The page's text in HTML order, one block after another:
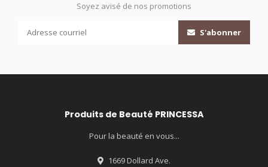
Soyez avisé de nos promotions
S'abonner
Produits de Beauté PRINCESSA
Pour la beauté en vous...
1669 Dollard Ave.